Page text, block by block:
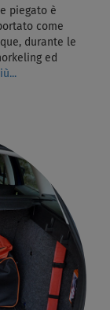
piegato è
come
durante le
ed